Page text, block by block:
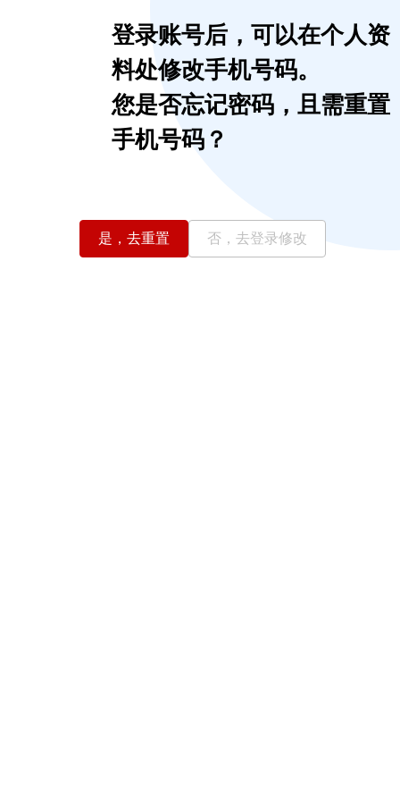
登录账号后，可以在个人资
料处修改手机号码。
您是否忘记密码，且需重置
手机号码？
是，去重置 否，去登录修改